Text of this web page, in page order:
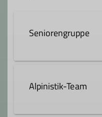
Seniorengruppe
Gedächtnis der
und ist
aktivsten
Alpinistik-Team